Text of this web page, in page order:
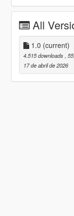
All
1.0 (current)
4.515 downloads ,
17 de abril de 2026